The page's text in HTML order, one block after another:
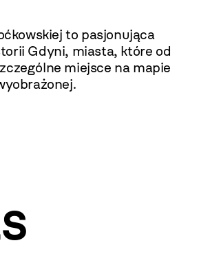
to pasjonująca
Gdyni, miasta, które od
miejsce na mapie